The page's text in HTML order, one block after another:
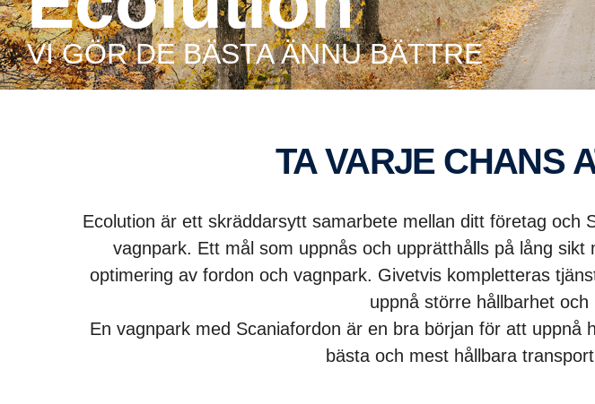
VI GÖR DE BÄSTA ÄNNU BÄTTRE
TA VARJE CHANS
Ecolution är ett skräddarsytt samarbete mellan ditt företag
vagnpark. Ett mål som uppnås och upprätthålls på lång
optimering av fordon och vagnpark. Givetvis kompletteras
uppnå större hållbarhet
En vagnpark med Scaniafordon är en bra början för att
bästa och mest hållbara